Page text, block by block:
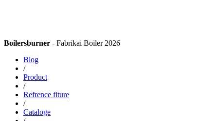
Boilersburner - Fabrikai Boiler 2026
Blog
/
Product
/
Refrence fiture
/
Cataloge